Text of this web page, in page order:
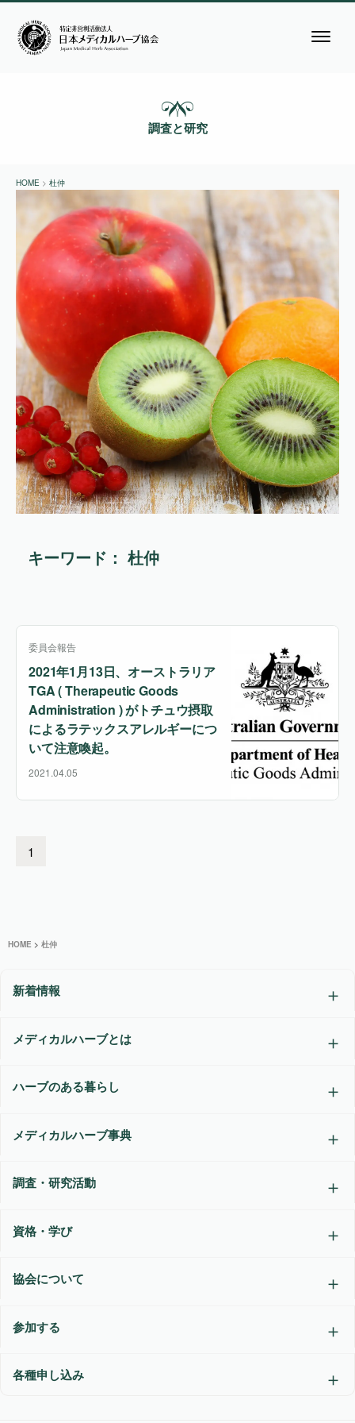
調査と研究
HOME > 杜仲
キーワード： 杜仲
委員会報告
2021年1月13日、オーストラリア
TGA ( Therapeutic Goods
Administration ) がトチュウ摂取
によるラテックスアレルギーにつ
いて注意喚起。
2021.04.05
1
HOME > 杜仲
新着情報
メディカルハーブとは
ハーブのある暮らし
メディカルハーブ事典
調査・研究活動
資格・学び
協会について
参加する
各種申し込み